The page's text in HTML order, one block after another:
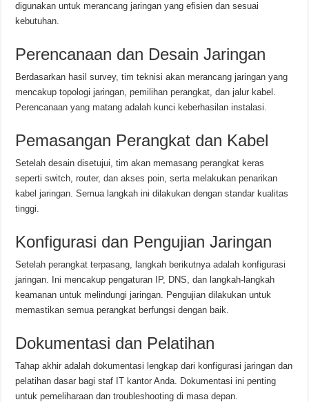
digunakan untuk merancang jaringan yang efisien dan sesuai
kebutuhan.
Perencanaan dan Desain Jaringan
Berdasarkan hasil survey, tim teknisi akan merancang jaringan yang
mencakup topologi jaringan, pemilihan perangkat, dan jalur kabel.
Perencanaan yang matang adalah kunci keberhasilan instalasi.
Pemasangan Perangkat dan Kabel
Setelah desain disetujui, tim akan memasang perangkat keras
seperti switch, router, dan akses poin, serta melakukan penarikan
kabel jaringan. Semua langkah ini dilakukan dengan standar kualitas
tinggi.
Konfigurasi dan Pengujian Jaringan
Setelah perangkat terpasang, langkah berikutnya adalah konfigurasi
jaringan. Ini mencakup pengaturan IP, DNS, dan langkah-langkah
keamanan untuk melindungi jaringan. Pengujian dilakukan untuk
memastikan semua perangkat berfungsi dengan baik.
Dokumentasi dan Pelatihan
Tahap akhir adalah dokumentasi lengkap dari konfigurasi jaringan dan
pelatihan dasar bagi staf IT kantor Anda. Dokumentasi ini penting
untuk pemeliharaan dan troubleshooting di masa depan.